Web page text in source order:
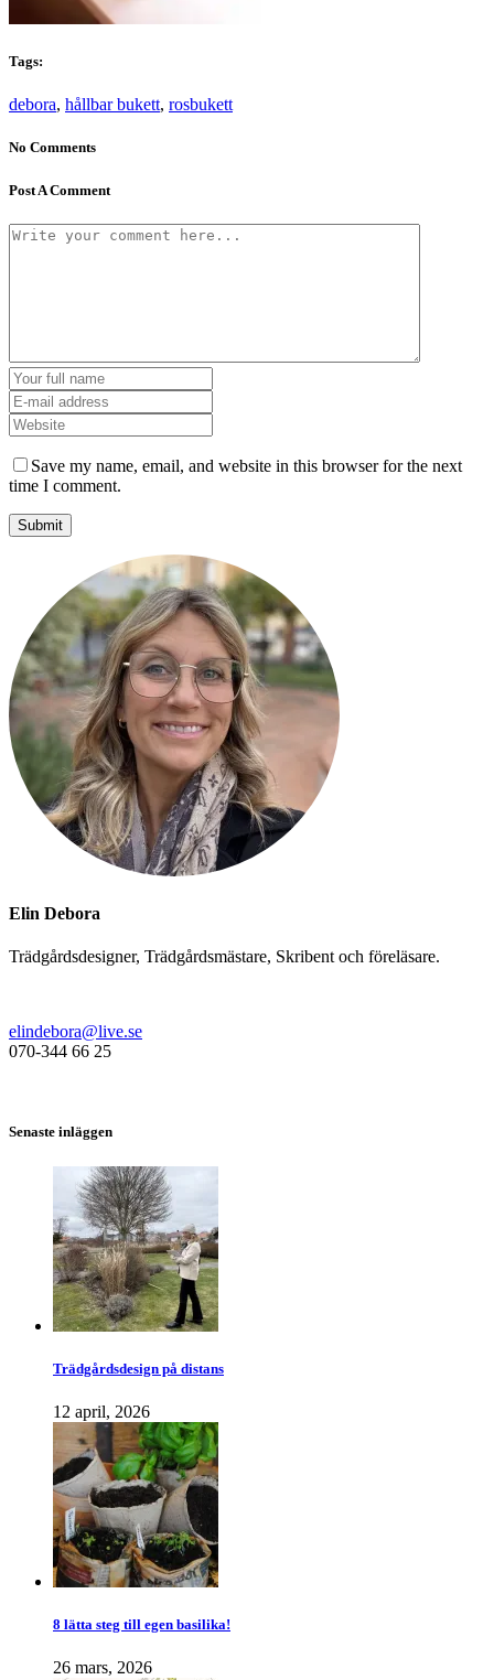
Tags:
debora, hållbar bukett, rosbukett
No Comments
Post A Comment
Save my name, email, and website in this browser for the next
time I comment.
Elin Debora
Trädgårdsdesigner, Trädgårdsmästare, Skribent och föreläsare.
elindebora@live.se
070-344 66 25
Senaste inläggen
Trädgårdsdesign på distans
12 april, 2026
8 lätta steg till egen basilika!
26 mars, 2026